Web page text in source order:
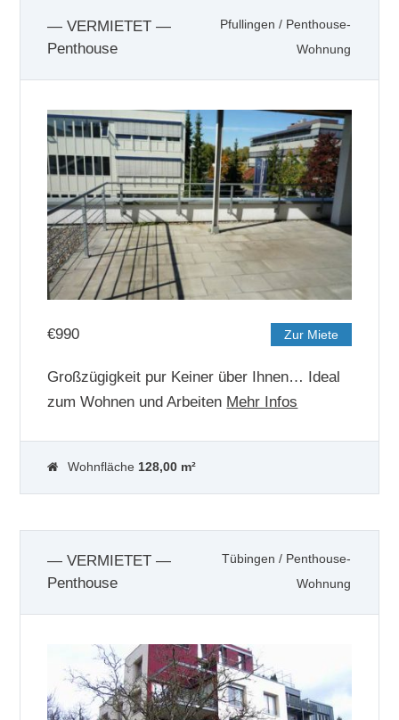
— VERMIETET —
Penthouse
Pfullingen / Penthouse-
Wohnung
€990 Zur Miete
Großzügigkeit pur Keiner über Ihnen… Ideal
zum Wohnen und Arbeiten Mehr Infos
Wohnfläche 128,00 m²
— VERMIETET —
Penthouse
Tübingen / Penthouse-
Wohnung